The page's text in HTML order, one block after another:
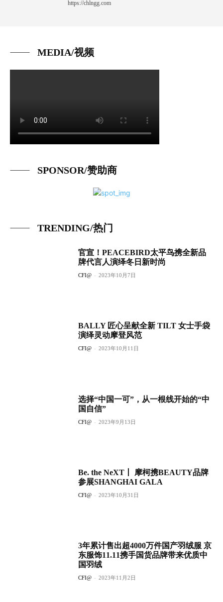
https://chlngg.com
MEDIA/视频
SPONSOR/赞助商
TRENDING/热门
官宣！PEACEBIRD太平鸟携全新品
牌代言人演绎冬日新时尚
CFI@ - 2023年10月7日
BALLY 匠心呈献全新 TILT 女士手袋
演绎灵动摩登风范
CFI@ - 2023年10月11日
选择“中国一可”，从一根线开始的“中
国自信”
CFI@ - 2023年9月13日
Be. the NeXT丨 摩柯携BEAUTY品牌
参展SHANGHAI GALA
CFI@ - 2023年10月31日
3年累计售出超4000万件国产羽绒服 京
东服饰11.11携手国货品牌带来优质中
国羽绒
CFI@ - 2023年11月2日